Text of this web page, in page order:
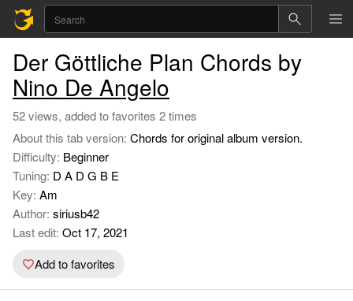
Der Göttliche Plan Chords by
Nino De Angelo
52 views, added to favorites 2 times
About this tab version: Chords for original album version.
Difficulty: Beginner
Tuning: D A D G B E
Key: Am
Author: siriusb42
Last edit: Oct 17, 2021
Add to favorites